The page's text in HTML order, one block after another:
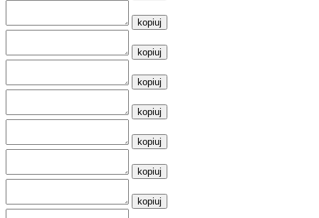
kopiuj
kopiuj
kopiuj
kopiuj
kopiuj
kopiuj
kopiuj